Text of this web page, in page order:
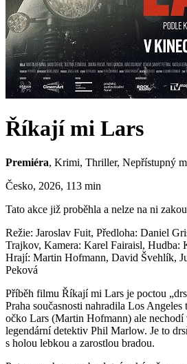
Říkají mi Lars
Premiéra, Krimi, Thriller, Nepřístupný
Česko, 2026, 113 min
Tato akce již proběhla a nelze na ni
Režie: Jaroslav Fuit, Předloha: Daniel
Trajkov, Kamera: Karel Fairaisl, Hudba:
Hrají: Martin Hofmann, David Švehlík,
Peková
Příběh filmu Říkají mi Lars je poctou
Praha současnosti nahradila Los
očko Lars (Martin Hofmann) ale
legendární detektiv Phil Marlow. Je to
s holou lebkou a zarostlou bradou.